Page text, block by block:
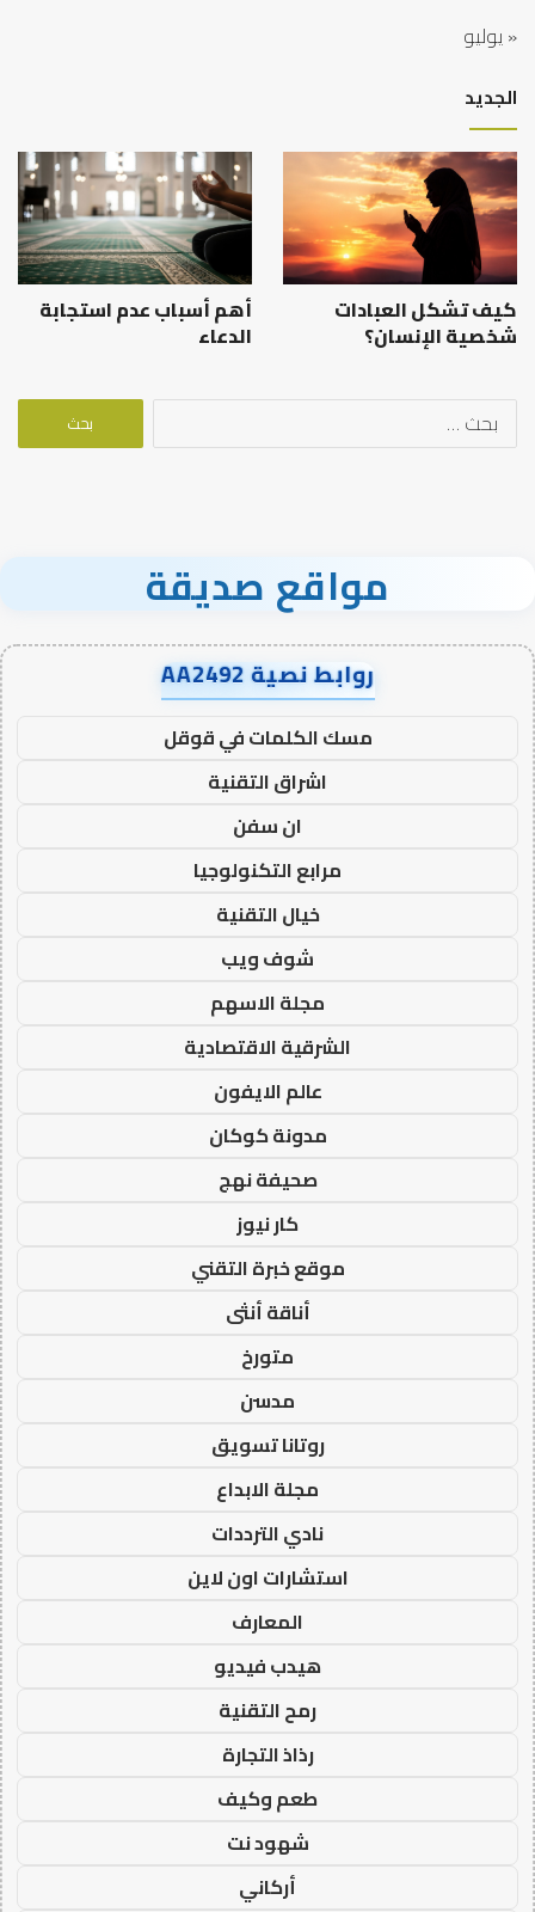
« يوليو
الجديد
كيف تشكل العبادات
شخصية الإنسان؟
أهم أسباب عدم استجابة
الدعاء
البحث
مواقع صديقة
روابط نصية AA2492
مسك الكلمات في قوقل
اشراق التقنية
ان سفن
مرابع التكنولوجيا
خيال التقنية
شوف ويب
مجلة الاسهم
الشرقية الاقتصادية
عالم الايفون
مدونة كوكان
صحيفة نهج
كار نيوز
موقع خبرة التقني
أناقة أنثى
متورخ
مدسن
روتانا تسويق
مجلة الابداع
نادي الترددات
استشارات اون لاين
المعارف
هيدب فيديو
رمح التقنية
رذاذ التجارة
طعم وكيف
شهود نت
أركاني